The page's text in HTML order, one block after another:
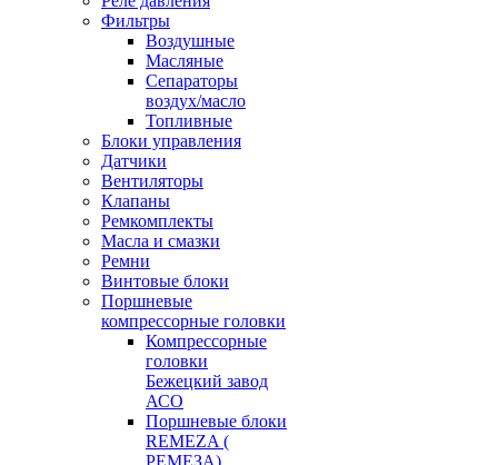
Фильтры
Воздушные
Масляные
Сепараторы
воздух/масло
Топливные
Блоки управления
Датчики
Вентиляторы
Клапаны
Ремкомплекты
Масла и смазки
Ремни
Винтовые блоки
Поршневые
компрессорные головки
Компрессорные
головки
Бежецкий завод
АСО
Поршневые блоки
REMEZA (
РЕМЕЗА)